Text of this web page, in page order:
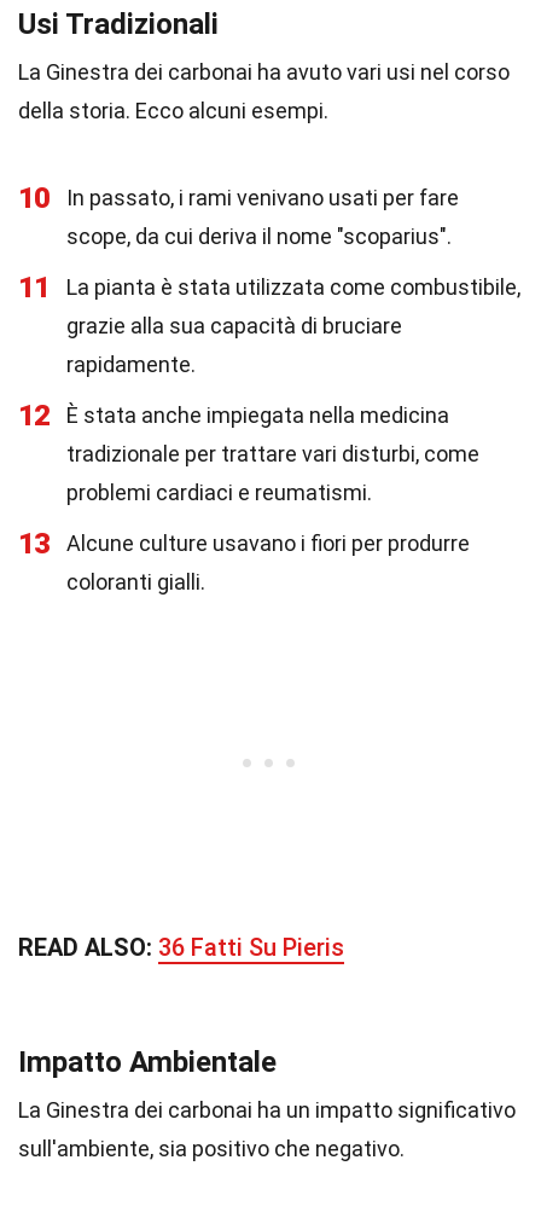
Usi Tradizionali
La Ginestra dei carbonai ha avuto vari usi nel corso
della storia. Ecco alcuni esempi.
10
In passato, i rami venivano usati per fare
scope, da cui deriva il nome "scoparius".
11
La pianta è stata utilizzata come combustibile,
grazie alla sua capacità di bruciare
rapidamente.
12
È stata anche impiegata nella medicina
tradizionale per trattare vari disturbi, come
problemi cardiaci e reumatismi.
13
Alcune culture usavano i fiori per produrre
coloranti gialli.
READ ALSO: 36 Fatti Su Pieris
Impatto Ambientale
La Ginestra dei carbonai ha un impatto significativo
sull'ambiente, sia positivo che negativo.